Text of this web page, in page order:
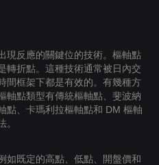
現反應的關鍵位的技術。樞軸點
轉折點。這種技術通常被日內交
間框架下都是有效的。有幾種方
軸點類型有傳統樞軸點、斐波納
點、卡瑪利拉樞軸點和 DM 樞軸
如既定的高點、低點、開盤價和